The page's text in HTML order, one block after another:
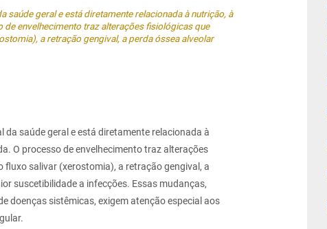
saúde geral e está diretamente relacionada à nutrição, à
envelhecimento traz alterações fisiológicas que
a retração gengival, a perda óssea alveolar
da saúde geral e está diretamente relacionada à
O processo de envelhecimento traz alterações
salivar (xerostomia), a retração gengival, a
suscetibilidade a infecções. Essas mudanças,
doenças sistêmicas, exigem atenção especial aos